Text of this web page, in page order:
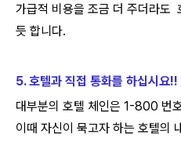
가급적 비용을 조금 더 주더라도
듯 합니다.
5. 호텔과 직접 통화를 하십시요!!
대부분의 호텔 체인은 1-800 번
이때 자신이 묵고자 하는 호텔의